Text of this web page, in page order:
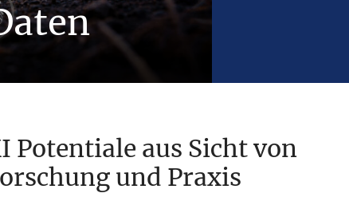
Potentiale aus Sicht von
und Praxis